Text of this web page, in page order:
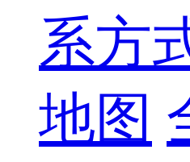
系方
地图